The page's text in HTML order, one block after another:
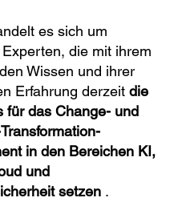
es sich um
die mit ihrem
Wissen und ihrer
Erfahrung derzeit die
für das Change- und
in den Bereichen KI,
und
setzen .